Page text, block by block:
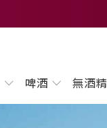
啤酒 無酒精